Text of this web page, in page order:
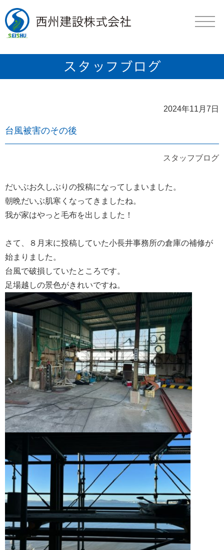
2024年11月7日
台風被害のその後
スタッフブログ
だいぶお久しぶりの投稿になってしまいました。
朝晩だいぶ肌寒くなってきましたね。
我が家はやっと毛布を出しました！
さて、８月末に投稿していた小長井事務所の倉庫の補修が
始まりました。
台風で破損していたところです。
足場越しの景色がきれいですね。